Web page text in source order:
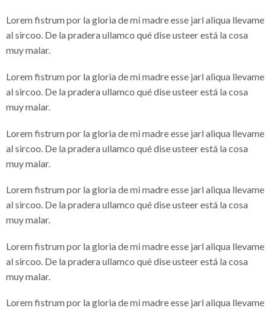
Lorem fistrum por la gloria de mi madre esse jarl aliqua llevame
al sircoo. De la pradera ullamco qué dise usteer está la cosa
muy malar.
Lorem fistrum por la gloria de mi madre esse jarl aliqua llevame
al sircoo. De la pradera ullamco qué dise usteer está la cosa
muy malar.
Lorem fistrum por la gloria de mi madre esse jarl aliqua llevame
al sircoo. De la pradera ullamco qué dise usteer está la cosa
muy malar.
Lorem fistrum por la gloria de mi madre esse jarl aliqua llevame
al sircoo. De la pradera ullamco qué dise usteer está la cosa
muy malar.
Lorem fistrum por la gloria de mi madre esse jarl aliqua llevame
al sircoo. De la pradera ullamco qué dise usteer está la cosa
muy malar.
Lorem fistrum por la gloria de mi madre esse jarl aliqua llevame